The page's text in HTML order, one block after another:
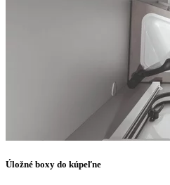
Úložné boxy do kúpeľne